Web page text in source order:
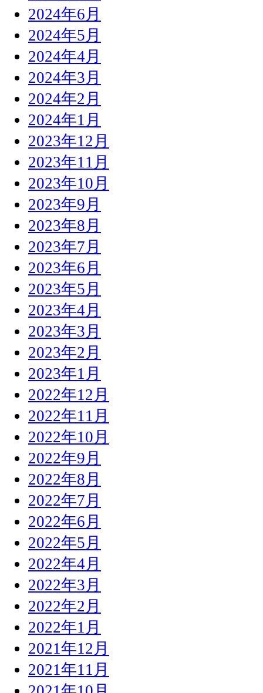
2024年6月
2024年5月
2024年4月
2024年3月
2024年2月
2024年1月
2023年12月
2023年11月
2023年10月
2023年9月
2023年8月
2023年7月
2023年6月
2023年5月
2023年4月
2023年3月
2023年2月
2023年1月
2022年12月
2022年11月
2022年10月
2022年9月
2022年8月
2022年7月
2022年6月
2022年5月
2022年4月
2022年3月
2022年2月
2022年1月
2021年12月
2021年11月